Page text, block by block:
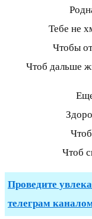
Тебе не
Чтобы
Чтоб дальше
Чтоб
Проведите
телеграм